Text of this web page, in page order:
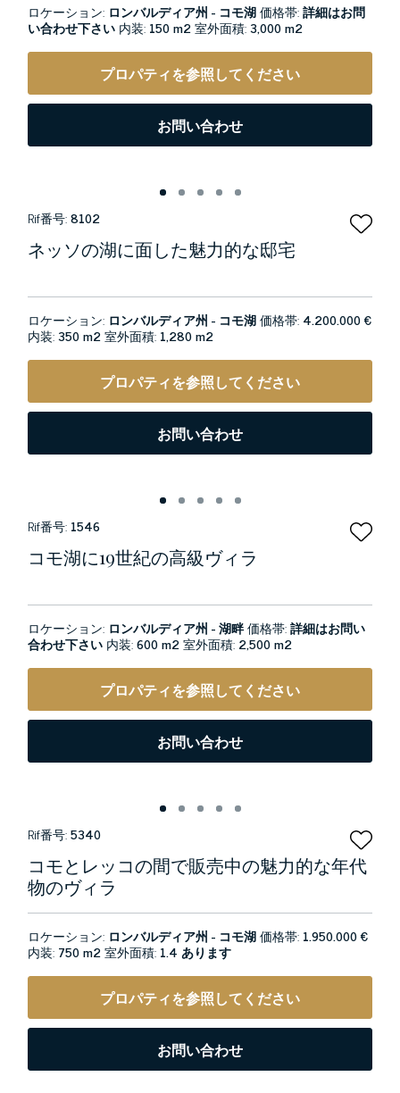
ロケーション: ロンバルディア州 - コモ湖価格帯:詳細はお問
い合わせ下さい 内装: 150 m2室外面積:3,000 m2
プロパティを参照してください
お問い合わせ
Rif番号:8102
ネッソの湖に面した魅力的な邸宅
ロケーション: ロンバルディア州 - コモ湖価格帯: 4.200.000 €
内装:350 m2室外面積: 1,280 m2
プロパティを参照してください
お問い合わせ
Rif番号: 1546
コモ湖に19世紀の高級ヴィラ
ロケーション: ロンバルディア州 - 湖畔価格帯:詳細はお問い
合わせ下さい 内装:600 m2室外面積: 2,500 m2
プロパティを参照してください
お問い合わせ
Rif番号:5340
コモとレッコの間で販売中の魅力的な年代
物のヴィラ
ロケーション: ロンバルディア州 - コモ湖価格帯: 1.950.000 €
内装: 750 m2室外面積: 1.4 あります
プロパティを参照してください
お問い合わせ